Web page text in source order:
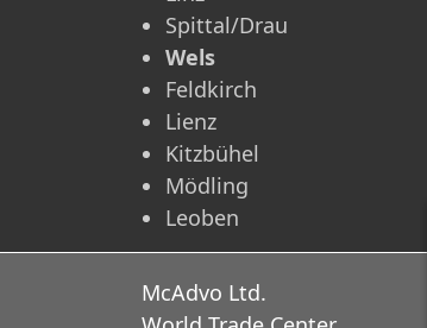
Spittal/Drau
Wels
Feldkirch
Lienz
Kitzbühel
Mödling
Leoben
McAdvo Ltd.